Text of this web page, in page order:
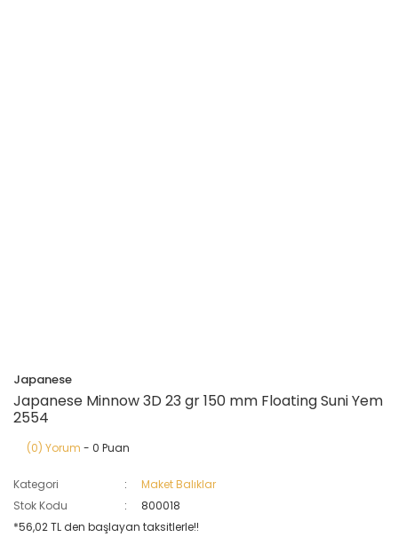
Japanese
Japanese Minnow 3D 23 gr 150 mm Floating Suni Yem
2554
(0) Yorum - 0 Puan
Kategori
Maket Balıklar
Stok Kodu
800018
*56,02 TL den başlayan taksitlerle!!